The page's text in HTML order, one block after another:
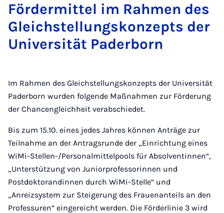
För­der­mit­tel im Rah­men des
Gleich­stel­lungs­kon­zepts der
Uni­ver­si­tät Pa­der­born
Im Rahmen des Gleichstellungskonzepts der Universität
Paderborn wurden folgende Maßnahmen zur Förderung
der Chancengleichheit verabschiedet.
Bis zum 15.10. eines jedes Jahres können Anträge zur
Teilnahme an der Antragsrunde der „Einrichtung eines
WiMi-Stellen-/Personalmittelpools für Absolventinnen“,
„Unterstützung von Juniorprofessorinnen und
Postdoktorandinnen durch WiMi-Stelle“ und
„Anreizsystem zur Steigerung des Frauenanteils an den
Professuren“ eingereicht werden. Die Förderlinie 3 wird